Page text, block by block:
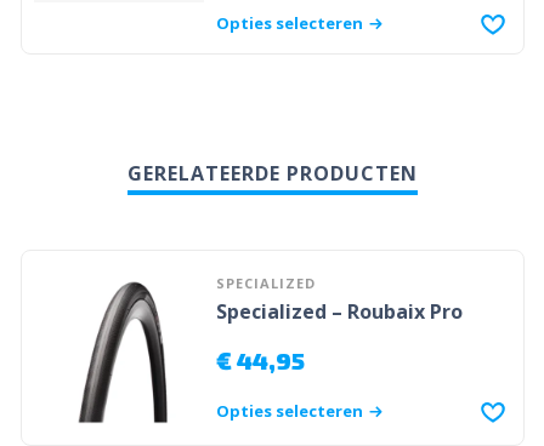
Opties selecteren
GERELATEERDE PRODUCTEN
SPECIALIZED
Specialized – Roubaix Pro
€44,95
Opties selecteren